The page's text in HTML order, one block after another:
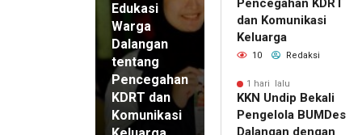
Edukasi
Warga
Dalangan
tentang
Pencegahan
KDRT dan
Komunikasi
Pencegahan KDRT
dan Komunikasi
Keluarga
10 Redaksi
1 hari lalu
KKN Undip Bekali
Pengelola BUMDes